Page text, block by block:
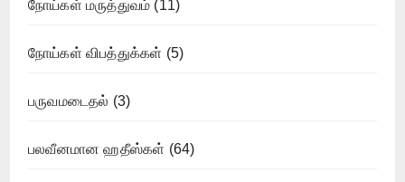
நோய்கள் மருத்துவம் (11)
நோய்கள் விபத்துக்கள் (5)
பருவமடைதல் (3)
பலவீனமான ஹதீஸ்கள் (64)